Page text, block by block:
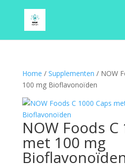
Home / Supplementen / NOW
100 mg Bioflavonoïden
NOW Foods C
met 100 mg